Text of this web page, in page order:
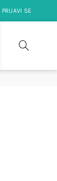
PRIJAVI SE